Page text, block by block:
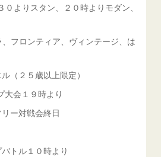
０よりスタン、２０時よりモダン、
フロンティア、ヴィンテージ、は
（２５歳以上限定）
大会１９時より
ー対戦会終日
トル１０時より